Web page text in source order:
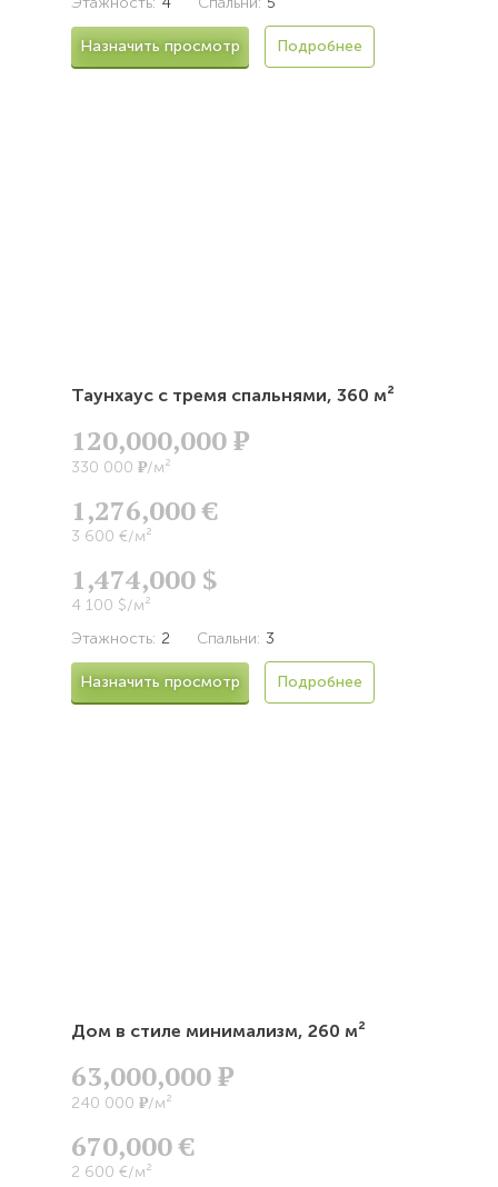
Назначить просмотр Подробнее
Таунхаус с тремя спальнями, 360 м²
120,000,000Р
330 000 Р/м²
1,276,000 €
3 600 €/м²
1,474,000 $
4 100 $/м²
Этажность: 2 Спальни: 3
Назначить просмотр Подробнее
Дом в стиле минимализм, 260 м²
63,000,000Р
240 000 Р/м²
670,000 €
2 600 €/м²